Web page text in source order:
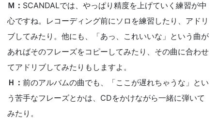
Ｍ： SCANDALでは、やっぱり精度を上げていく練習が中
心ですね。レコーディング前にソロを練習したり、アドリ
ブしてみたり。他にも、「あっ、これいいな」という曲が
あればそのフレーズをコピーしてみたり、その曲に合わせ
てアドリブしてみたりもしますよ。
Ｈ： 前のアルバムの曲でも、「ここが遅れちゃうな」とい
う苦手なフレーズとかは、CDをかけながら一緒に弾いて
みたり。